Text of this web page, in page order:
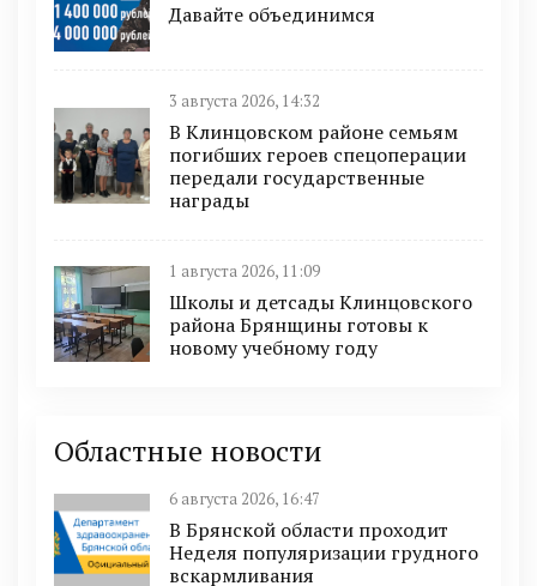
Давайте объединимся
3 августа 2026, 14:32
В Клинцовском районе семьям
погибших героев спецоперации
передали государственные
награды
1 августа 2026, 11:09
Школы и детсады Клинцовского
района Брянщины готовы к
новому учебному году
Областные новости
6 августа 2026, 16:47
В Брянской области проходит
Неделя популяризации грудного
вскармливания